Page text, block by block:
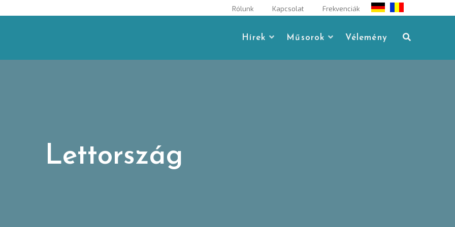
Rólunk Kapcsolat Frekvenciák
Hírek Műsorok Vélemény
Lettország